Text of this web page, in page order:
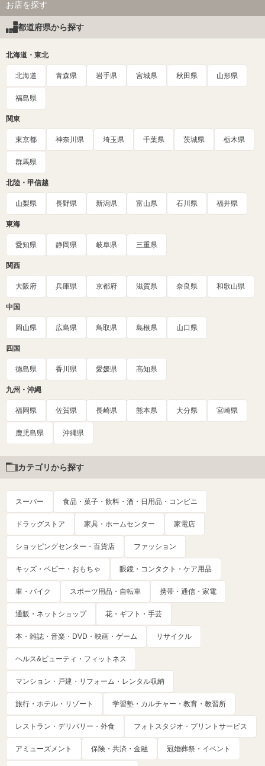
お店を探す
都道府県から探す
北海道・東北
北海道 青森県 岩手県 宮城県 秋田県 山形県
福島県
関東
東京都 神奈川県 埼玉県 千葉県 茨城県 栃木県
群馬県
北陸・甲信越
山梨県 長野県 新潟県 富山県 石川県 福井県
東海
愛知県 静岡県 岐阜県 三重県
関西
大阪府 兵庫県 京都府 滋賀県 奈良県 和歌山県
中国
岡山県 広島県 鳥取県 島根県 山口県
四国
徳島県 香川県 愛媛県 高知県
九州・沖縄
福岡県 佐賀県 長崎県 熊本県 大分県 宮崎県
鹿児島県 沖縄県
カテゴリから探す
スーパー 食品・菓子・飲料・酒・日用品・コンビニ
ドラッグストア 家具・ホームセンター 家電店
ショッピングセンター・百貨店 ファッション
キッズ・ベビー・おもちゃ 眼鏡・コンタクト・ケア用品
車・バイク スポーツ用品・自転車 携帯・通信・家電
通販・ネットショップ 花・ギフト・手芸
本・雑誌・音楽・DVD・映画・ゲーム リサイクル
ヘルス&ビューティ・フィットネス
マンション・戸建・リフォーム・レンタル収納
旅行・ホテル・リゾート 学習塾・カルチャー・教育・教習所
レストラン・デリバリー・外食 フォトスタジオ・プリントサービス
アミューズメント 保険・共済・金融 冠婚葬祭・イベント